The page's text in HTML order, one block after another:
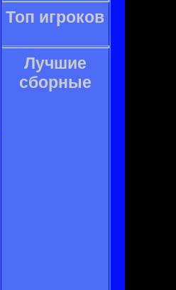
Топ игроков
Лучшие
сборные